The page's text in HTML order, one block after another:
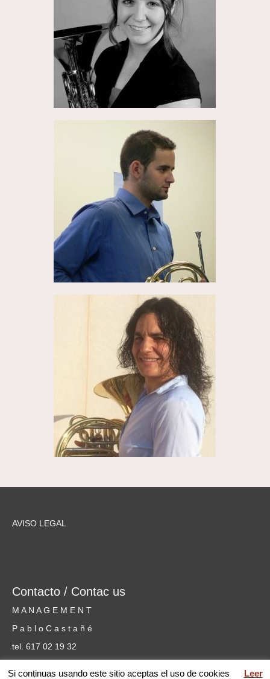
AVISO LEGAL
Contacto / Contac us
M A N A G E M E N T
P a b l o C a s t a ñ é
tel. 617 02 19 32
Si continuas usando este sitio aceptas el uso de cookies Leer